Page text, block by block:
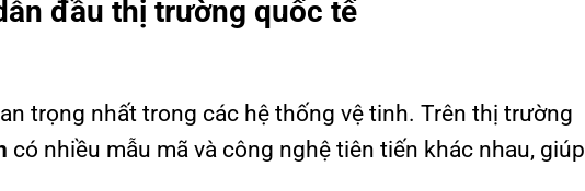
đầu thị trường quốc tế
trọng nhất trong các hệ thống vệ tinh. Trên thị trường
có nhiều mẫu mã và công nghệ tiên tiến khác nhau, giúp